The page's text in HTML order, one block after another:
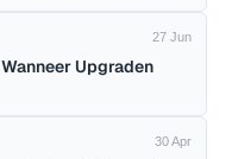
27 Jun
Upgraden
30 Apr